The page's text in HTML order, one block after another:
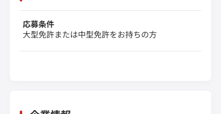
応募条件
大型免許または中型免許をお持ちの方